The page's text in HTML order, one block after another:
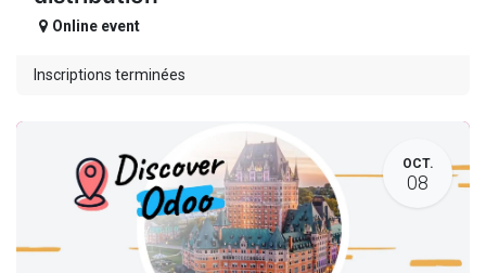
Online event
Inscriptions terminées
OCT.
08